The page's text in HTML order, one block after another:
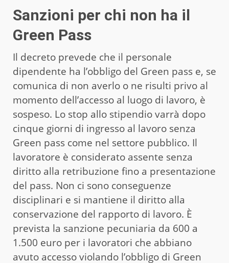
Sanzioni per chi non ha il
Green Pass
Il decreto prevede che il personale
dipendente ha l’obbligo del Green pass e, se
comunica di non averlo o ne risulti privo al
momento dell’accesso al luogo di lavoro, è
sospeso. Lo stop allo stipendio varrà dopo
cinque giorni di ingresso al lavoro senza
Green pass come nel settore pubblico. Il
lavoratore è considerato assente senza
diritto alla retribuzione fino a presentazione
del pass. Non ci sono conseguenze
disciplinari e si mantiene il diritto alla
conservazione del rapporto di lavoro. È
prevista la sanzione pecuniaria da 600 a
1.500 euro per i lavoratori che abbiano
avuto accesso violando l’obbligo di Green